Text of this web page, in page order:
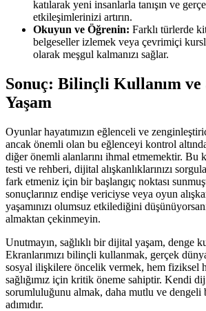
katılarak yeni insanlarla tanışın ve
etkileşimlerinizi artırın.
Okuyun ve Öğrenin: Farklı türlerde
belgeseller izlemek veya çevrimiçi
olarak meşgul kalmanızı sağlar.
Sonuç: Bilinçli Kullanım ve
Yaşam
Oyunlar hayatımızın eğlenceli ve
ancak önemli olan bu eğlenceyi kontrol
diğer önemli alanlarını ihmal etmemektir. Bu
testi ve rehberi, dijital alışkanlıklarınızı
fark etmeniz için bir başlangıç noktası
sonuçlarınız endişe vericiyse veya oyun
yaşamınızı olumsuz etkilediğini
almaktan çekinmeyin.
Unutmayın, sağlıklı bir dijital yaşam, denge
Ekranlarımızı bilinçli kullanmak, gerçek
sosyal ilişkilere öncelik vermek, hem fiziksel
sağlığımız için kritik öneme sahiptir. Kendi
sorumluluğunu almak, daha mutlu ve dengeli
adımıdır.